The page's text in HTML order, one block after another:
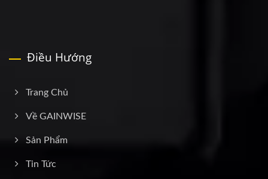
Điều Hướng
Trang Chủ
Về GAINWISE
Sản Phẩm
Tin Tức